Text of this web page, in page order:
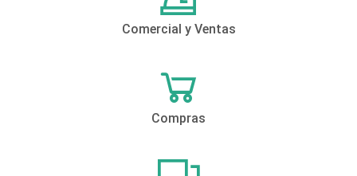
Comercial y Ventas
Compras